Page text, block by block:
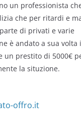
un professionista
che per ritardi e
di privati e varie
è andato a sua volta
un prestito di 5000€
la situzione.
offro.it